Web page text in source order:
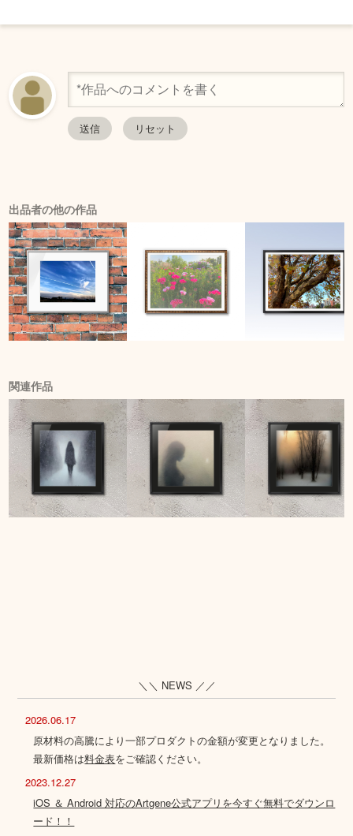
出品者の他の作品
関連作品
＼＼ NEWS ／／
2026.06.17
原材料の高騰により一部プロダクトの金額が変更となりました。
最新価格は料金表をご確認ください。
2023.12.27
iOS ＆ Android 対応のArtgene公式アプリを今すぐ無料でダウンロ
ード！！